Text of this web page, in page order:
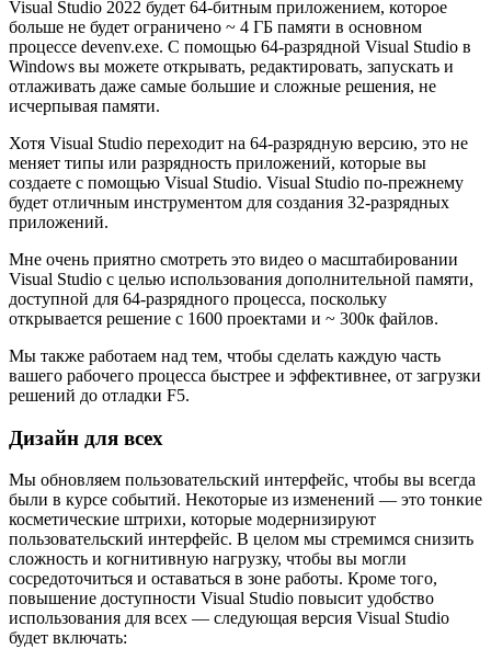
Visual Studio 2022 будет 64-битным приложением, которое
больше не будет ограничено ~ 4 ГБ памяти в основном
процессе devenv.exe. С помощью 64-разрядной Visual Studio в
Windows вы можете открывать, редактировать, запускать и
отлаживать даже самые большие и сложные решения, не
исчерпывая памяти.
Хотя Visual Studio переходит на 64-разрядную версию, это не
меняет типы или разрядность приложений, которые вы
создаете с помощью Visual Studio. Visual Studio по-прежнему
будет отличным инструментом для создания 32-разрядных
приложений.
Мне очень приятно смотреть это видео о масштабировании
Visual Studio с целью использования дополнительной памяти,
доступной для 64-разрядного процесса, поскольку
открывается решение с 1600 проектами и ~ 300к файлов.
Мы также работаем над тем, чтобы сделать каждую часть
вашего рабочего процесса быстрее и эффективнее, от загрузки
решений до отладки F5.
Дизайн для всех
Мы обновляем пользовательский интерфейс, чтобы вы всегда
были в курсе событий. Некоторые из изменений — это тонкие
косметические штрихи, которые модернизируют
пользовательский интерфейс. В целом мы стремимся снизить
сложность и когнитивную нагрузку, чтобы вы могли
сосредоточиться и оставаться в зоне работы. Кроме того,
повышение доступности Visual Studio повысит удобство
использования для всех — следующая версия Visual Studio
будет включать: